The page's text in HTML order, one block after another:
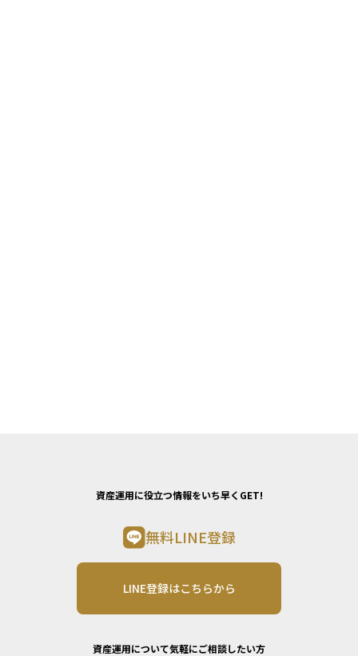
資産運用に役立つ情報をいち早くGET!
無料LINE登録
LINE登録はこちらから
資産運用について気軽にご相談したい方